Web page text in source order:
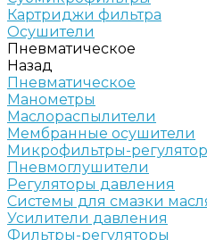
Картриджи фильтра
Осушители
Пневматическое
Назад
Пневматическое
Манометры
Маслораспылители
Мембранные осушители
Микрофильтры-
Пневмоглушители
Регуляторы давления
Системы для смазки
Усилители давления
Фильтры-регуляторы